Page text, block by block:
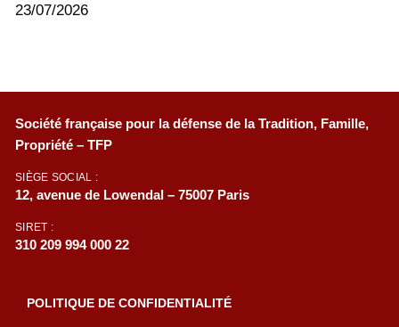
23/07/2026
Société française pour la défense de la Tradition, Famille,
Propriété – TFP
SIÈGE SOCIAL :
12, avenue de Lowendal – 75007 Paris
SIRET :
310 209 994 000 22
POLITIQUE DE CONFIDENTIALITÉ